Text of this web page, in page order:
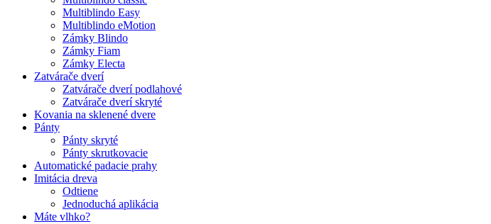
Multiblindo Easy
Multiblindo eMotion
Zámky Blindo
Zámky Fiam
Zámky Electa
Zatvárače dverí
Zatvárače dverí podlahové
Zatvárače dverí skryté
Kovania na sklenené dvere
Pánty
Pánty skryté
Pánty skrutkovacie
Automatické padacie prahy
Imitácia dreva
Odtiene
Jednoduchá aplikácia
Máte vlhko?